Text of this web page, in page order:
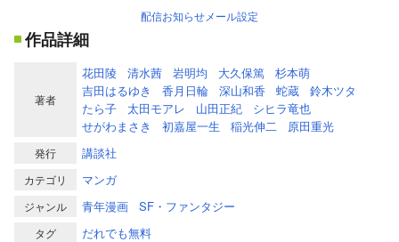
配信お知らせメール設定
作品詳細
著者
花田陵 清水茜 岩明均 大久保篤
杉本萌
吉田はるゆき
香月日輪 深山和香 蛇蔵
鈴木ツタ
たら子
太田モアレ 山田正紀
シヒラ竜也
せがわまさき
初嘉屋一生 稲光伸二 原田重光
発行 講談社
カテゴリ マンガ
ジャンル 青年漫画 SF・ファンタジー
タグ だれでも無料